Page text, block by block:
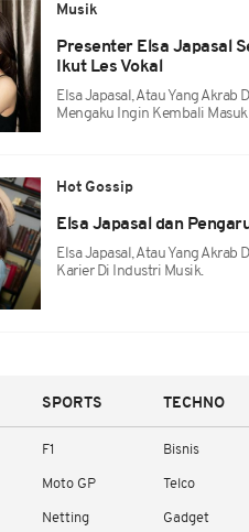
Musik
Presenter Elsa Japasal
Ikut Les Vokal
Elsa Japasal, Atau Yang Akrab
Mengaku Ingin Kembali
Hot Gossip
Elsa Japasal dan
Elsa Japasal, Atau Yang Akrab
Karier Di Industri Musik.
SPORTS
F1
Moto GP
Netting
TECHNO
Bisnis
Telco
Gadget